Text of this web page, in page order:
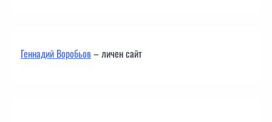
Геннадий Воробьов– личен сайт